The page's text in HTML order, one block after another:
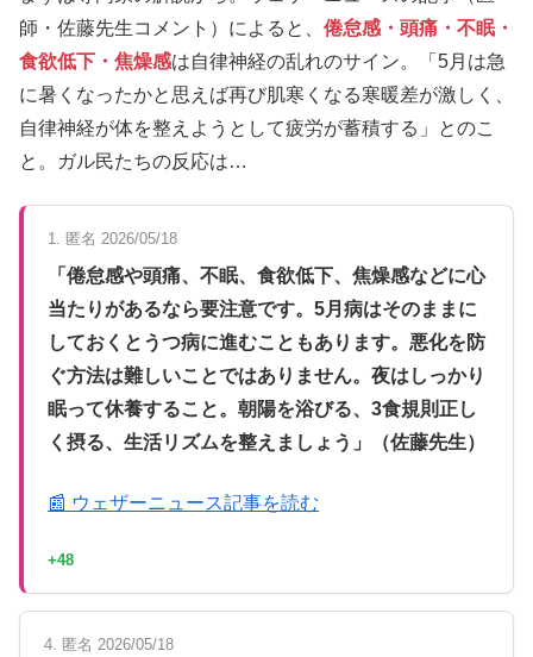
師・佐藤先生コメント）によると、 倦怠感・頭痛・不眠・
食欲低下・焦燥感は自律神経の乱れのサイン。「5月は急
に暑くなったかと思えば再び肌寒くなる寒暖差が激しく、
自律神経が体を整えようとして疲労が蓄積する」とのこ
と。ガル民たちの反応は…
1. 匿名 2026/05/18
「倦怠感や頭痛、不眠、食欲低下、焦燥感などに心
当たりがあるなら要注意です。5月病はそのままに
しておくとうつ病に進むこともあります。悪化を防
ぐ方法は難しいことではありません。夜はしっかり
眠って休養すること。朝陽を浴びる、3食規則正し
く摂る、生活リズムを整えましょう」（佐藤先生）
📰 ウェザーニュース記事を読む
+48
4. 匿名 2026/05/18